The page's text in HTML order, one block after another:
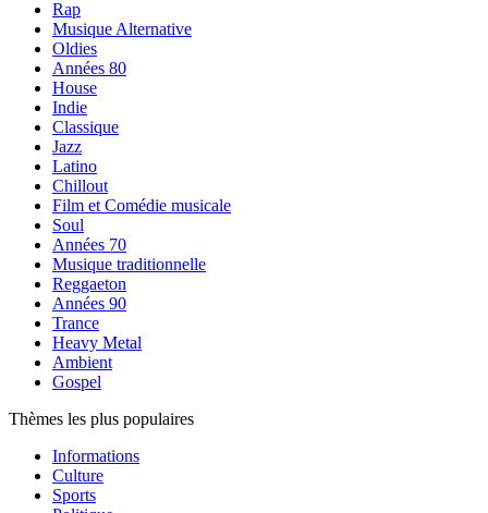
Rap
Musique Alternative
Oldies
Années 80
House
Indie
Classique
Jazz
Latino
Chillout
Film et Comédie musicale
Soul
Années 70
Musique traditionnelle
Reggaeton
Années 90
Trance
Heavy Metal
Ambient
Gospel
Thèmes les plus populaires
Informations
Culture
Sports